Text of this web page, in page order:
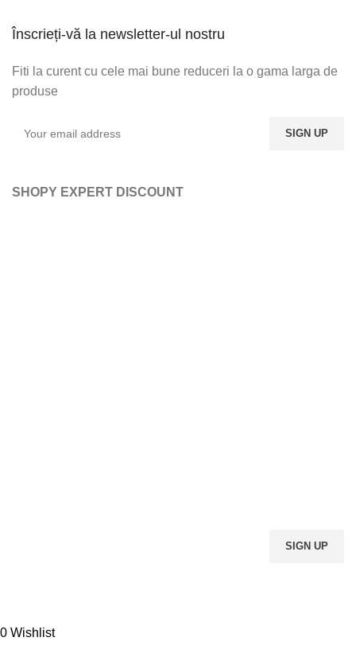
Înscrieți-vă la newsletter-ul nostru
Fiti la curent cu cele mai bune reduceri la o gama larga de
produse
SHOPY EXPERT DISCOUNT
0 Wishlist